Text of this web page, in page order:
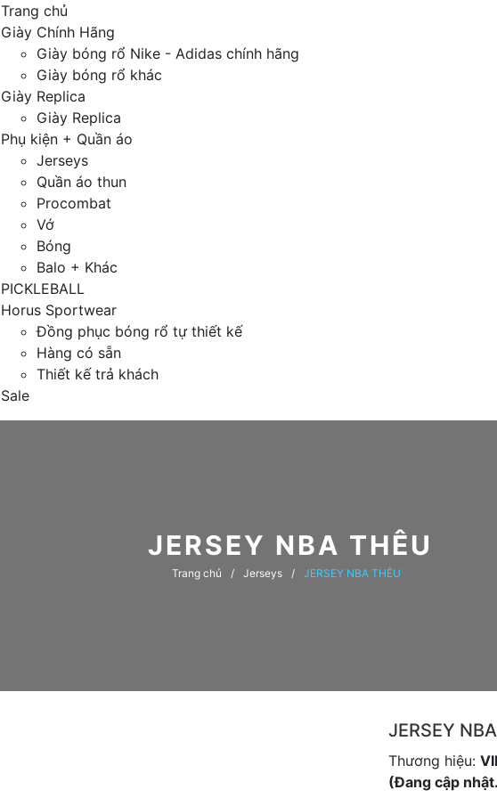
Trang chủ
Giày Chính Hãng
Giày bóng rổ Nike - Adidas chính hãng
Giày bóng rổ khác
Giày Replica
Giày Replica
Phụ kiện + Quần áo
Jerseys
Quần áo thun
Procombat
Vớ
Bóng
Balo + Khác
PICKLEBALL
Horus Sportwear
Đồng phục bóng rổ tự thiết kế
Hàng có sẵn
Thiết kế trả khách
Sale
JERSEY NBA THÊU
Trang chủ Jerseys JERSEY NBA THÊU
JERSEY
Thương hiệu:
(Đang cập